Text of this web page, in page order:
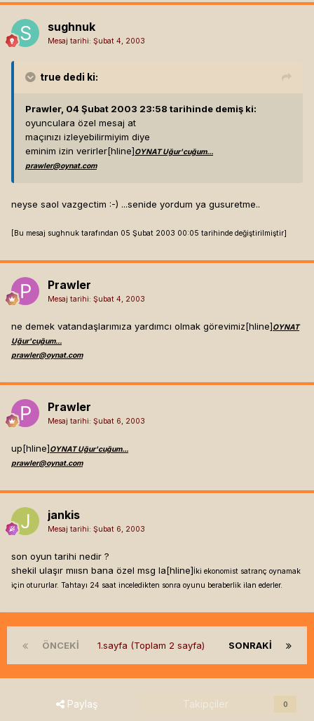
sughnuk
Mesaj tarihi: Şubat 4, 2003
true dedi ki:
Prawler, 04 Şubat 2003 23:58 tarihinde demiş ki:
oyunculara özel mesaj at
maçınızı izleyebilirmiyim diye
eminim izin verirler[hline]OYNAT Uğur'cuğum...
prawler@oynat.com
neyse saol vazgectim :-) ...senide yordum ya gusuretme..
[Bu mesaj sughnuk tarafından 05 Şubat 2003 00:05 tarihinde değiştirilmiştir]
Prawler
Mesaj tarihi: Şubat 4, 2003
ne demek vatandaşlarımıza yardımcı olmak görevimiz[hline]OYNAT
Uğur'cuğum...
prawler@oynat.com
Prawler
Mesaj tarihi: Şubat 6, 2003
up[hline]OYNAT Uğur'cuğum...
prawler@oynat.com
jankis
Mesaj tarihi: Şubat 6, 2003
son oyun tarihi nedir ?
shekil ulaşır mıısn bana özel msg la[hline]İki ekonomist satranç oynamak
için otururlar. Tahtayı 24 saat inceledikten sonra oyunu beraberlik ilan ederler.
ÖNCEKI SONRAKI
1.sayfa (Toplam 2 sayfa)
Paylaş Takipçiler 0